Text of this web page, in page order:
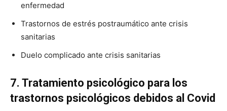
enfermedad
Trastornos de estrés postraumático ante crisis
sanitarias
Duelo complicado ante crisis sanitarias
7. Tratamiento psicológico para los
trastornos psicológicos debidos al Covid